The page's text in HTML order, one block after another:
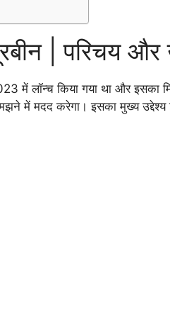
| परिचय और
में लॉन्च किया गया था और इसका
में मदद करेगा। इसका मुख्य उद्देश्य